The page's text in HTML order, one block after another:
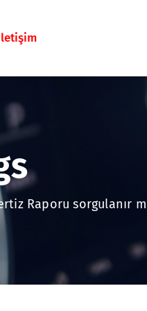
Raporu sorgulanır